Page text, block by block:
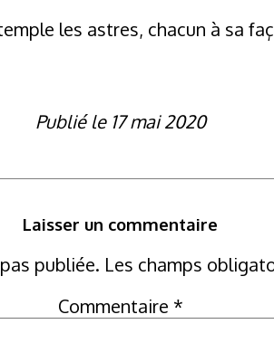
les astres, chacun à sa
Publié le 17 mai 2020
Laisser un commentaire
publiée. Les champs
Commentaire *